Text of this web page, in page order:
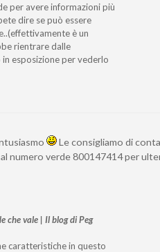
per avere informazioni più
dire se può essere
è un
rientrare dalle
esposizione per vederlo
Le consigliamo di
numero verde 800147414 per
che vale | Il blog di Peg
caratteristiche in questo